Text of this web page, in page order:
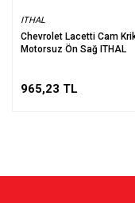
ITHAL
Chevrolet Lacetti Cam
Motorsuz Ön Sağ ITHAL
965,23 TL